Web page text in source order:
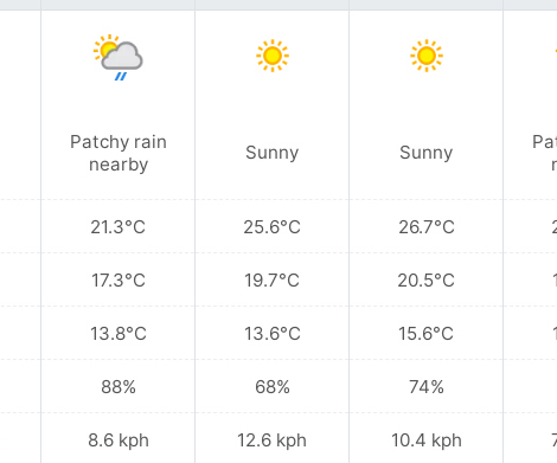
Patchy rain
nearby
21.3°C
17.3°C
13.8°C
88%
8.6 kph
Sunny
25.6°C
19.7°C
13.6°C
68%
12.6 kph
Sunny
26.7°C
20.5°C
15.6°C
74%
10.4 kph